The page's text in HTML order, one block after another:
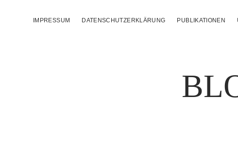
IMPRESSUM DATENSCHUTZERKLÄRUNG PUBLIKATIONEN